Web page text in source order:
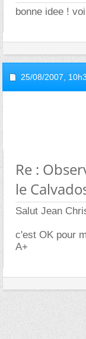
bonne idee !
25/08/2007,
Re :
le
Salut Jean
c'est OK pour
A+